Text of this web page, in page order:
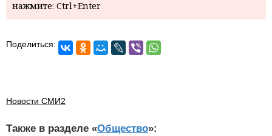
нажмите: Ctrl+Enter
Поделиться:
Новости СМИ2
Также в разделе «Общество»: